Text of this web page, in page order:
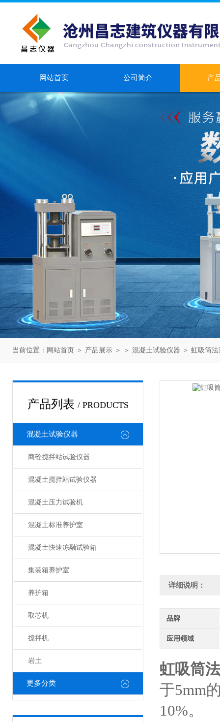
网站首页 公司简介 产
当前位置： 网站首页 ＞ 产品展示 ＞ ＞ 混凝土试验仪器 ＞ 虹吸筒
产品列表 / PRODUCTS
混凝土试验仪器
商砼搅拌站试验仪器
混凝土搅拌站试验仪器
混凝土压力试验机
混凝土标准养护室
混凝土快速冻融试验箱
集装箱养护室
养护箱
取芯机
搅拌机
岩土
更多分类
详细说明：
品牌
应用领域
虹吸筒
于5mm
10%。